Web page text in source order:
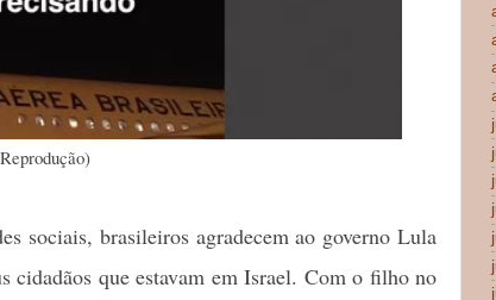
sociais, brasileiros agradecem ao governo Lula
cidadãos que estavam em Israel. Com o filho no